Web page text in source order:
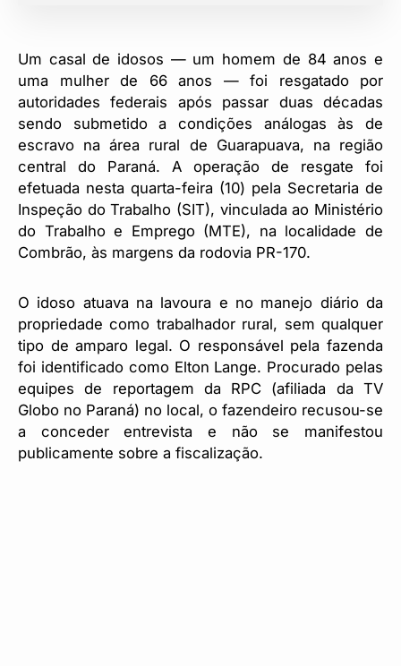
Um casal de idosos — um homem de 84 anos e
uma mulher de 66 anos — foi resgatado por
autoridades federais após passar duas décadas
sendo submetido a condições análogas às de
escravo na área rural de Guarapuava, na região
central do Paraná. A operação de resgate foi
efetuada nesta quarta-feira (10) pela Secretaria de
Inspeção do Trabalho (SIT), vinculada ao Ministério
do Trabalho e Emprego (MTE), na localidade de
Combrão, às margens da rodovia PR-170.
O idoso atuava na lavoura e no manejo diário da
propriedade como trabalhador rural, sem qualquer
tipo de amparo legal. O responsável pela fazenda
foi identificado como Elton Lange. Procurado pelas
equipes de reportagem da RPC (afiliada da TV
Globo no Paraná) no local, o fazendeiro recusou-se
a conceder entrevista e não se manifestou
publicamente sobre a fiscalização.